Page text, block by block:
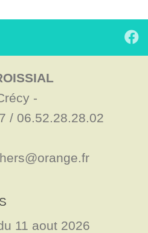
-
/ 06.52.28.28.02
11 aout 2026